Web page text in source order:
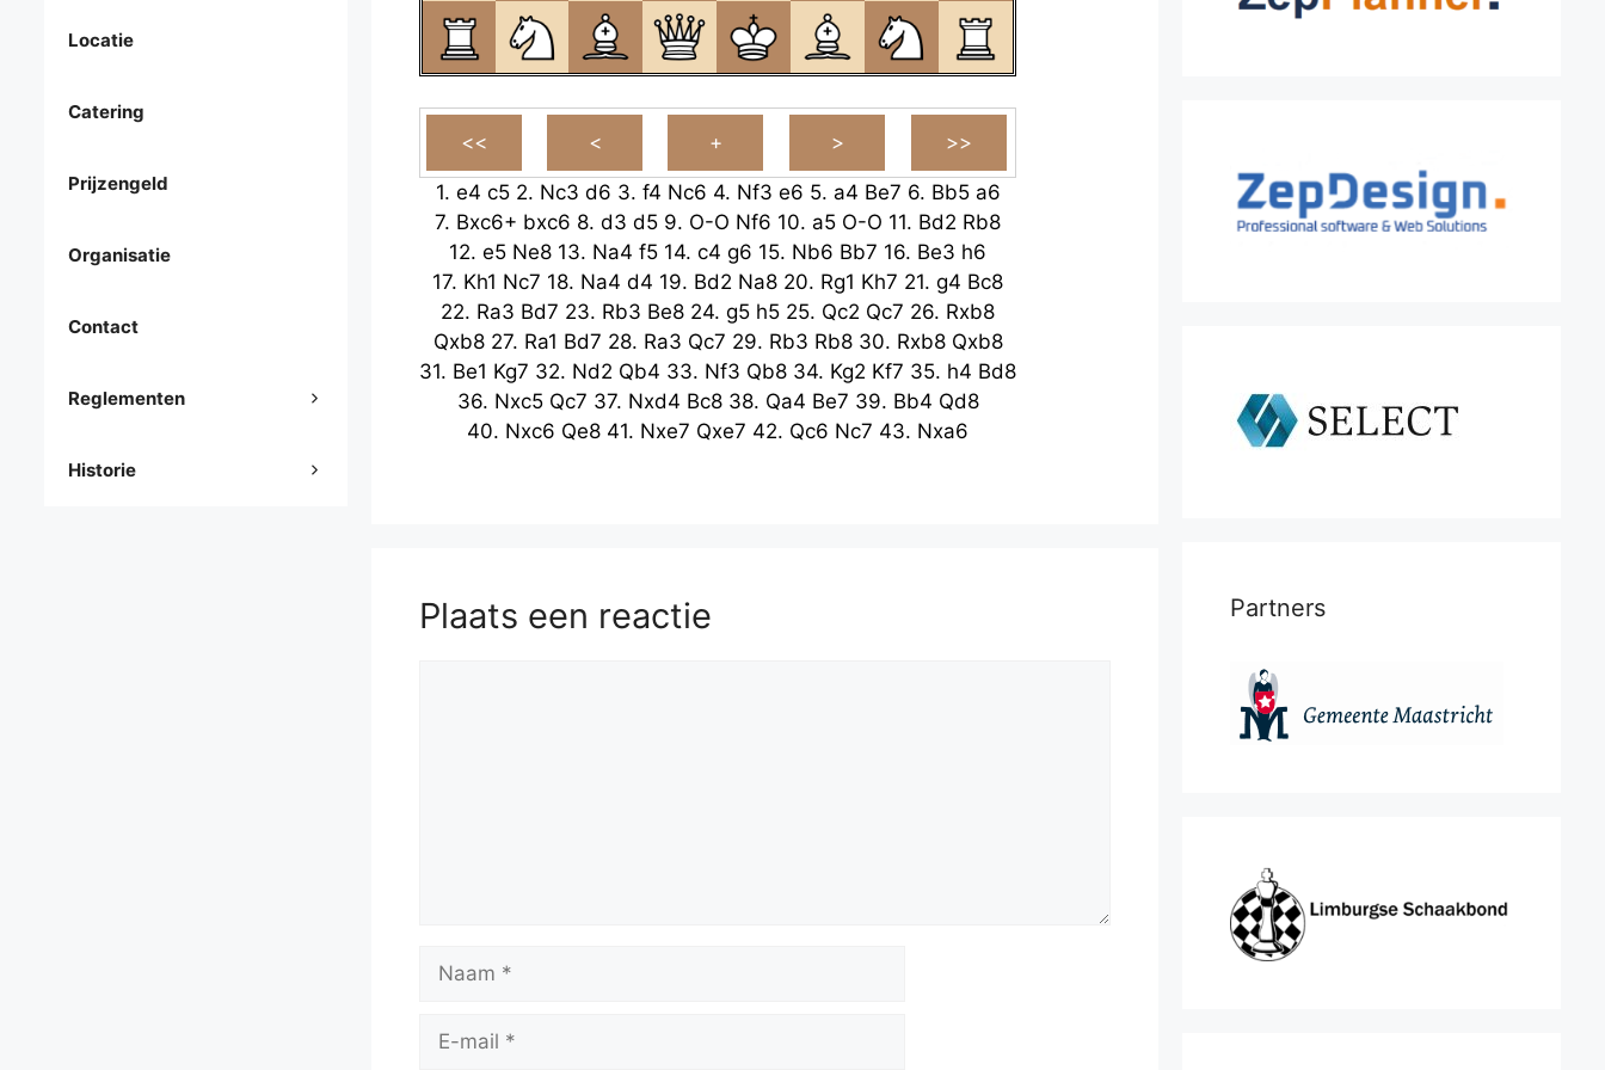
1. e4 c5 2. Nc3 d6 3. f4 Nc6 4. Nf3 e6 5. a4 Be7 6. Bb5 a6
7. Bxc6+ bxc6 8. d3 d5 9. O-O Nf6 10. a5 O-O 11. Bd2 Rb8
12. e5 Ne8 13. Na4 f5 14. c4 g6 15. Nb6 Bb7 16. Be3 h6
17. Kh1 Nc7 18. Na4 d4 19. Bd2 Na8 20. Rg1 Kh7 21. g4 Bc8
22. Ra3 Bd7 23. Rb3 Be8 24. g5 h5 25. Qc2 Qc7 26. Rxb8
Qxb8 27. Ra1 Bd7 28. Ra3 Qc7 29. Rb3 Rb8 30. Rxb8 Qxb8
31. Be1 Kg7 32. Nd2 Qb4 33. Nf3 Qb8 34. Kg2 Kf7 35. h4 Bd8
36. Nxc5 Qc7 37. Nxd4 Bc8 38. Qa4 Be7 39. Bb4 Qd8
40. Nxc6 Qe8 41. Nxe7 Qxe7 42. Qc6 Nc7 43. Nxa6
Plaats een reactie
mail
Locatie
Catering
Prijzengeld
Organisatie
Contact
Reglementen
Historie
Partners